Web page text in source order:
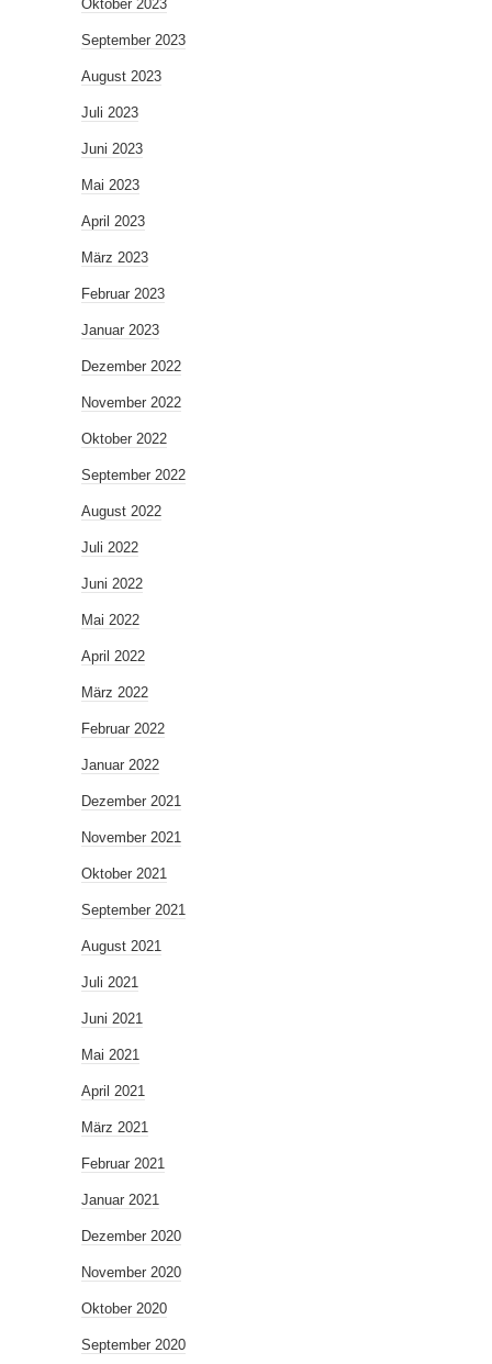
Oktober 2023
September 2023
August 2023
Juli 2023
Juni 2023
Mai 2023
April 2023
März 2023
Februar 2023
Januar 2023
Dezember 2022
November 2022
Oktober 2022
September 2022
August 2022
Juli 2022
Juni 2022
Mai 2022
April 2022
März 2022
Februar 2022
Januar 2022
Dezember 2021
November 2021
Oktober 2021
September 2021
August 2021
Juli 2021
Juni 2021
Mai 2021
April 2021
März 2021
Februar 2021
Januar 2021
Dezember 2020
November 2020
Oktober 2020
September 2020